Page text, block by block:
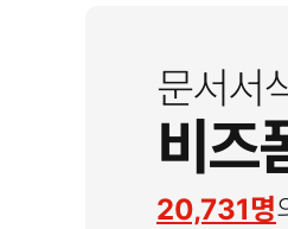
문서서
비즈
20,731명